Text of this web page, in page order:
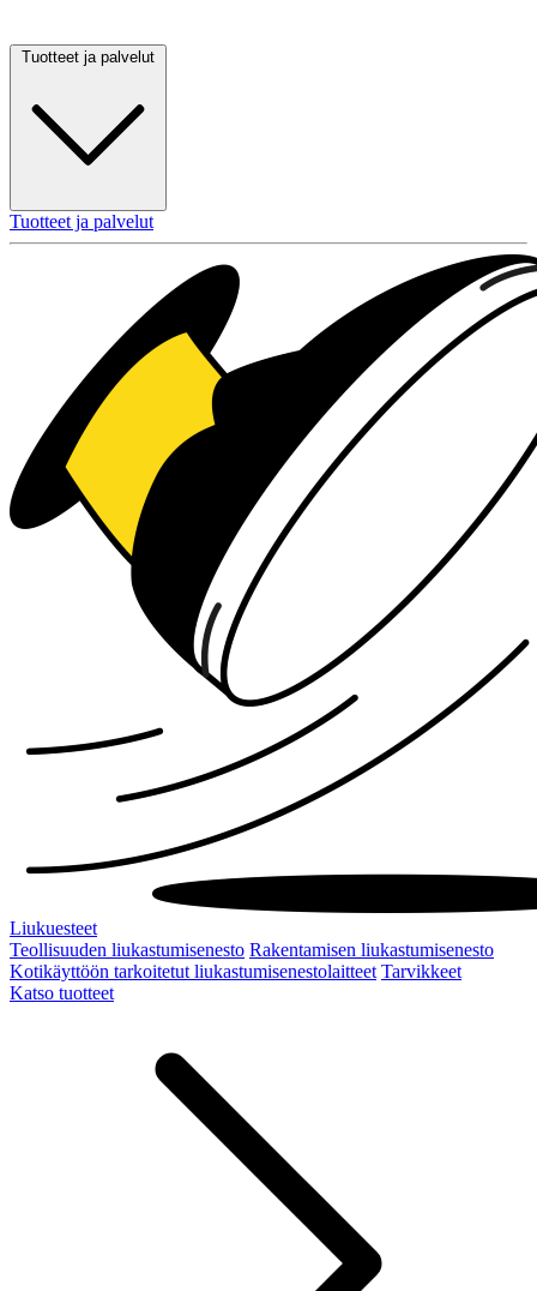
Tuotteet ja palvelut
Tuotteet ja palvelut
Liukuesteet
Teollisuuden liukastumisenesto Rakentamisen liukastumisenesto
Kotikäyttöön tarkoitetut liukastumisenestolaitteet Tarvikkeet
Katso tuotteet